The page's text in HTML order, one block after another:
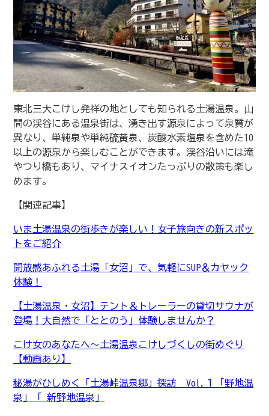
東北三大こけし発祥の地としても知られる土湯温泉。山
間の渓谷にある温泉街は、湧き出す源泉によって泉質が
異なり、単純泉や単純硫黄泉、炭酸水素塩泉を含めた10
以上の源泉から楽しむことができます。渓谷沿いには滝
やつり橋もあり、マイナスイオンたっぷりの散策も楽し
めます。
【関連記事】
いま土湯温泉の街歩きが楽しい！女子旅向きの新スポッ
トをご紹介
開放感あふれる土湯「女沼」で、気軽にSUP＆カヤック
体験！
【土湯温泉・女沼】テント＆トレーラーの貸切サウナが
登場！大自然で「ととのう」体験しませんか？
こけ女のあなたへ〜土湯温泉こけしづくしの街めぐり
【動画あり】
秘湯がひしめく「土湯峠温泉郷」探訪 Vol.１「野地温
泉」「 新野地温泉」